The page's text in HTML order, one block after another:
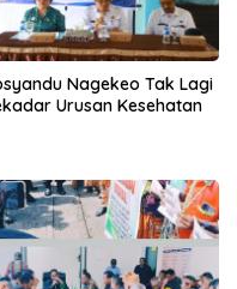
Nagekeo Tak Lagi
Urusan Kesehatan